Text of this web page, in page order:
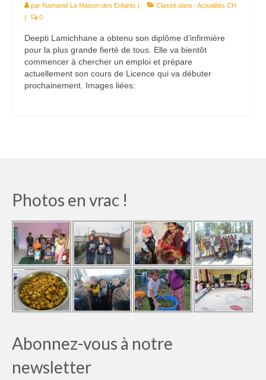
par Namasté La Maison des Enfants | Classé dans : Actualités CH
|
0
Deepti Lamichhane a obtenu son diplôme d’infirmière
pour la plus grande fierté de tous. Elle va bientôt
commencer à chercher un emploi et prépare
actuellement son cours de Licence qui va débuter
prochainement. Images liées:
Photos en vrac !
Abonnez-vous à notre
newsletter